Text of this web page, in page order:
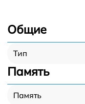
Общие
Тип
Память
Память